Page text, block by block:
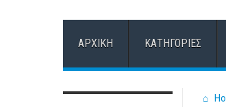
ΑΡΧΙΚΉ ΚΑΤΗΓΟΡΊΕΣ